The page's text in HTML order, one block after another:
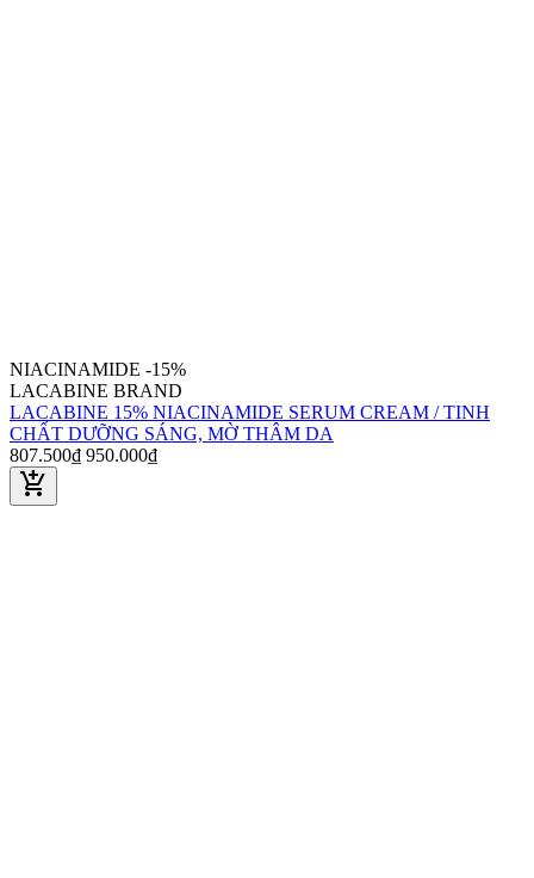
NIACINAMIDE -15%
LACABINE BRAND
LACABINE 15% NIACINAMIDE SERUM CREAM / TINH
CHẤT DƯỠNG SÁNG, MỜ THÂM DA
807.500₫ 950.000₫
add_shopping_cart